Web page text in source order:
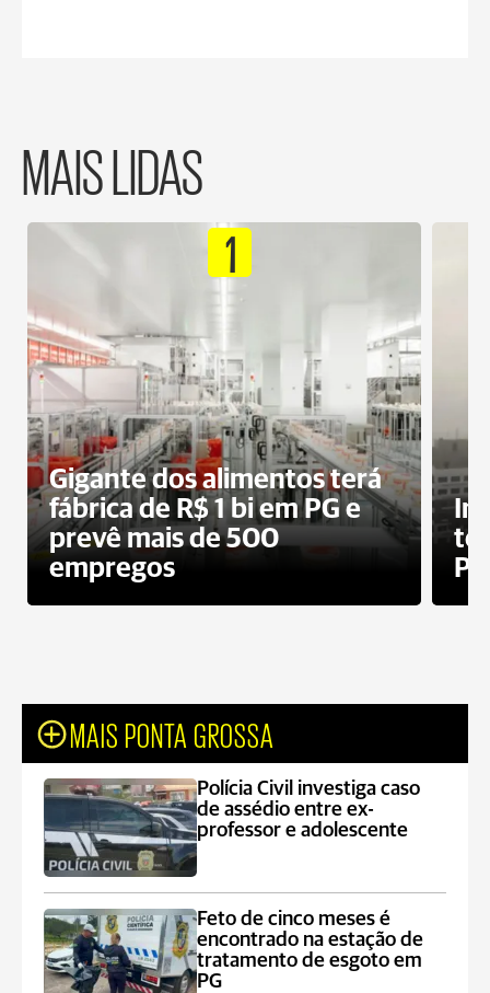
MAIS LIDAS
1
Gigante dos alimentos terá
fábrica de R$ 1 bi em PG e
prevê mais de 500
empregos
MAIS PONTA GROSSA
Polícia Civil investiga caso
de assédio entre ex-
professor e adolescente
Feto de cinco meses é
encontrado na estação de
tratamento de esgoto em
PG